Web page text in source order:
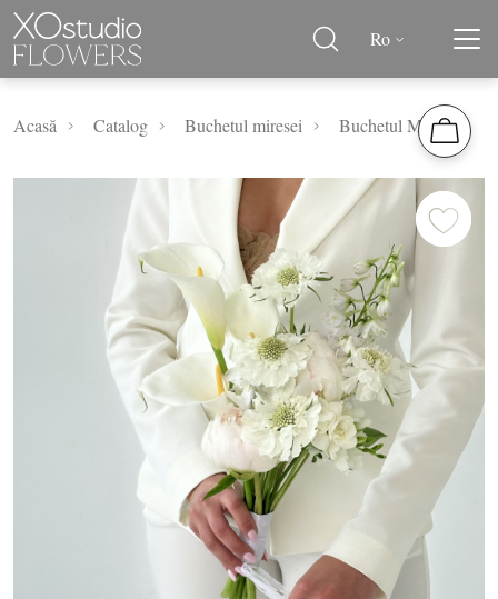
Ro
Acasă Catalog Buchetul miresei Buchetul Miresei